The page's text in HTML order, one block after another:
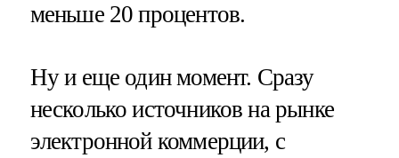
меньше 20 процентов.
Ну и еще один момент. Сразу
несколько источников на рынке
электронной коммерции, с